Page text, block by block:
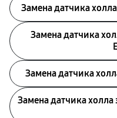
Замена датчика
Замена датчика
Замена датчика
Замена датчика холла